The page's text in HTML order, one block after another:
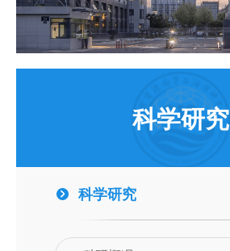
科学研究
科学研究